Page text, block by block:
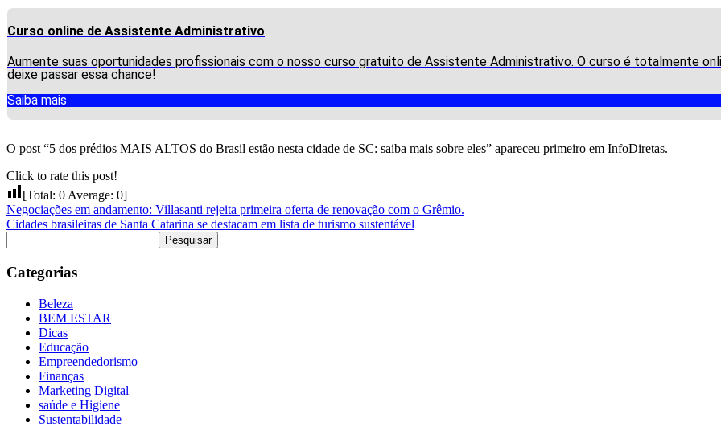
Curso online de Assistente Administrativo
Aumente suas oportunidades profissionais com o nosso curso gratuito de Assistente Administrativo. O curso é totalmente
deixe passar essa chance!
Saiba mais
O post “5 dos prédios MAIS ALTOS do Brasil estão nesta cidade de SC: saiba mais sobre eles” apareceu primeiro em InfoDiretas.
Click to rate this post!
[Total: 0 Average: 0]
Negociações em andamento: Villasanti rejeita primeira oferta de renovação com o Grêmio.
Cidades brasileiras de Santa Catarina se destacam em lista de turismo sustentável
por:
Categorias
Beleza
BEM ESTAR
Dicas
Educação
Empreendedorismo
Finanças
Marketing Digital
saúde e Higiene
Sustentabilidade